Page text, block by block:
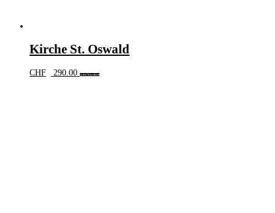
Kirche St. Oswald
CHF 290.00 In den Warenkorb